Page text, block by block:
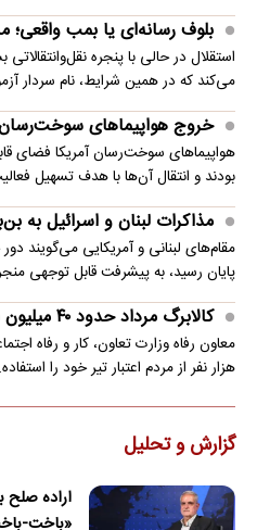
بلوف رسانه‌ای یا بمب واقعی؛
استقلال در حالی با پنجره
می‌کند که در همین شرایط، نام سردار
خروج هواپیماهای سوخت‌رسان
هواپیماهای سوخت‌رسان آمریکا فضای
بودند و انتقال آن‌ها با هدف تسهیل
مذاکرات لبنان و اسرائیل به
مقام‌های لبنانی و آمریکایی می‌گویند
پایان رسید، به پیشرفت قابل توجهی
کالابرگ مرداد حدود ۴۰‌ میلیون نفر شارژ شد
هزار نفر از مردم اعتبار تیر خود را
گزارش و تحلیل
اراده